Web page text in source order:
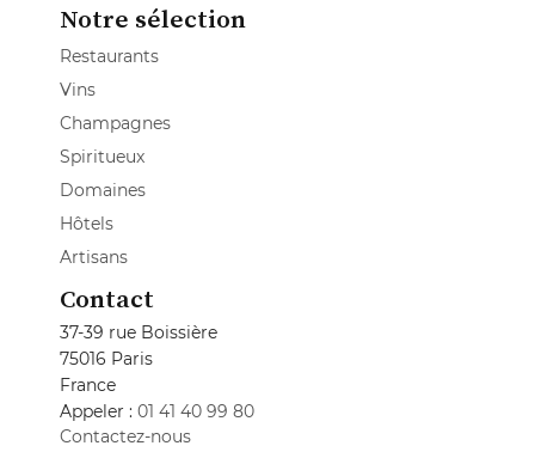
Notre sélection
Restaurants
Vins
Champagnes
Spiritueux
Domaines
Hôtels
Artisans
Contact
37-39 rue Boissière
75016 Paris
France
Appeler : 01 41 40 99 80
Contactez-nous